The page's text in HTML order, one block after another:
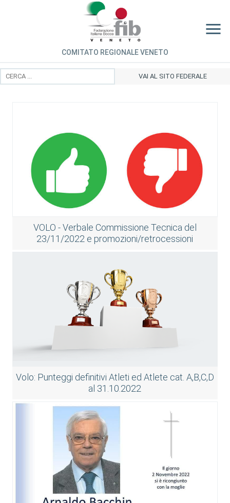
COMITATO REGIONALE VENETO
VAI AL SITO FEDERALE
VOLO - Verbale Commissione Tecnica del
23/11/2022 e promozioni/retrocessioni
Volo: Punteggi definitivi Atleti ed Atlete cat. A,B,C,D
al 31.10.2022